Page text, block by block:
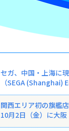
セガ、中国・上海に
（SEGA
関西エリア初の旗艦店
10月2日（金）に大